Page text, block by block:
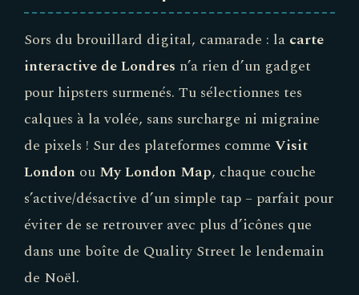
Sors du brouillard digital, camarade : la carte
interactive de Londres n’a rien d’un gadget
pour hipsters surmenés. Tu sélectionnes tes
calques à la volée, sans surcharge ni migraine
de pixels ! Sur des plateformes comme Visit
London ou My London Map , chaque couche
s’active/désactive d’un simple tap – parfait pour
éviter de se retrouver avec plus d’icônes que
dans une boîte de Quality Street le lendemain
de Noël.